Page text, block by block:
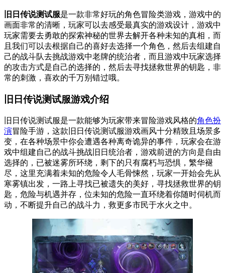
旧日传说测试服是一款非常好玩的角色冒险类游戏，游戏中的
画面非常的清晰，玩家可以去感受最真实的游戏设计，游戏中
玩家需要去勇敢的探索神秘的世界去解开各种未知的真相，而
且我们可以去根据自己的喜好去选择一个角色，然后去组建自
己的战斗队去挑战游戏中老牌的统治者，而且游戏中玩家选择
的攻击方式是自己的选择的，然后去寻找拯救世界的钥匙，非
常的刺激，喜欢的千万别错过哦。
旧日传说测试服游戏介绍
旧日传说测试服是一款能够为玩家带来冒险游戏风格的角色扮
演冒险手游，这款旧日传说测试服游戏画风十分精致且场景多
变，在各种场景中你会遭遇各种离奇诡异的事件，玩家会在游
戏中组建自己的战斗挑战旧日统治者，游戏前进的方向是自由
选择的，已被迷雾所环绕，剩下的只有腐朽与恐惧，繁华褪
尽，这里充满着未知的危险令人毛骨悚然，玩家一开始会先从
寒雾镇出发，一路上寻找已被遗失的美好，寻找拯救世界的钥
匙，危险与机遇并存，位未知的危险一直环绕着你随时伺机而
动，不断提升自己的战斗力，救更多市民于水火之中。